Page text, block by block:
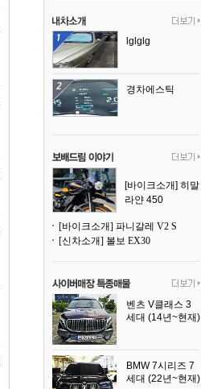
lglglg
경차에스틱
[바이크소개] 히말
라얀 450
[바이크소개] 파니갈레 V2 S
[신차소개] 볼보 EX30
벤츠 V클래스 3
세대 (14년~현재)
BMW 7시리즈 7
세대 (22년~현재)